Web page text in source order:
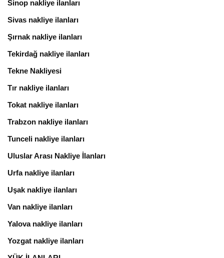
Sinop nakliye ilanları
Sivas nakliye ilanları
Şırnak nakliye ilanları
Tekirdağ nakliye ilanları
Tekne Nakliyesi
Tır nakliye ilanları
Tokat nakliye ilanları
Trabzon nakliye ilanları
Tunceli nakliye ilanları
Uluslar Arası Nakliye İlanları
Urfa nakliye ilanları
Uşak nakliye ilanları
Van nakliye ilanları
Yalova nakliye ilanları
Yozgat nakliye ilanları